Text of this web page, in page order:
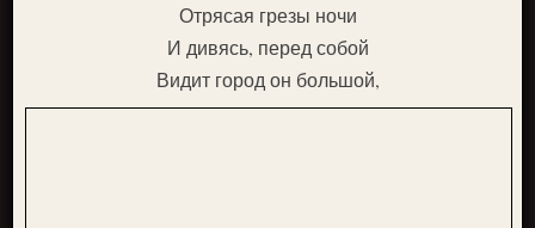
Отрясая грезы ночи
И дивясь, перед собой
Видит город он большой,